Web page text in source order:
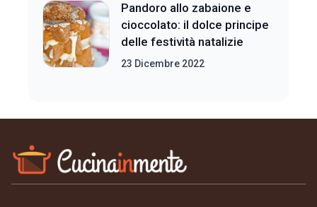
Pandoro allo zabaione e
cioccolato: il dolce principe
delle festività natalizie
23 Dicembre 2022